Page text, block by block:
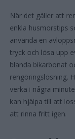
När det gäller att
enkla husmorstips
använda en
tryck och lösa upp
blanda bikarbonat
rengöringslösning.
verka i några
kan hjälpa till att
att rinna fritt igen.